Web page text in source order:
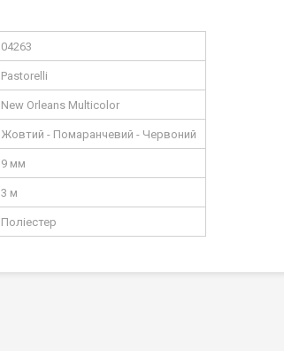
04263
Pastorelli
New Orleans Multicolor
Жовтий - Помаранчевий - Червоний
9 мм
3 м
Поліестер